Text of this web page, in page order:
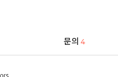
문의 4